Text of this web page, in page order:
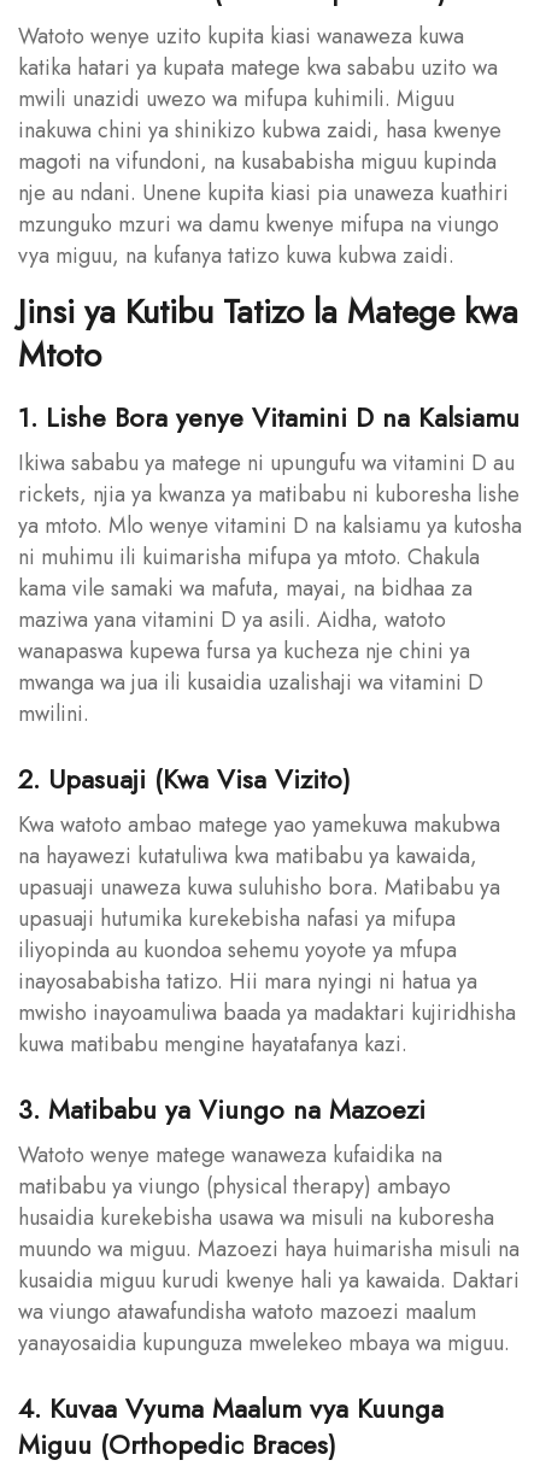
Watoto wenye uzito kupita kiasi wanaweza kuwa
katika hatari ya kupata matege kwa sababu uzito wa
mwili unazidi uwezo wa mifupa kuhimili. Miguu
inakuwa chini ya shinikizo kubwa zaidi, hasa kwenye
magoti na vifundoni, na kusababisha miguu kupinda
nje au ndani. Unene kupita kiasi pia unaweza kuathiri
mzunguko mzuri wa damu kwenye mifupa na viungo
vya miguu, na kufanya tatizo kuwa kubwa zaidi.
Jinsi ya Kutibu Tatizo la Matege kwa
Mtoto
1. Lishe Bora yenye Vitamini D na Kalsiamu
Ikiwa sababu ya matege ni upungufu wa vitamini D au
rickets, njia ya kwanza ya matibabu ni kuboresha lishe
ya mtoto. Mlo wenye vitamini D na kalsiamu ya kutosha
ni muhimu ili kuimarisha mifupa ya mtoto. Chakula
kama vile samaki wa mafuta, mayai, na bidhaa za
maziwa yana vitamini D ya asili. Aidha, watoto
wanapaswa kupewa fursa ya kucheza nje chini ya
mwanga wa jua ili kusaidia uzalishaji wa vitamini D
mwilini.
2. Upasuaji (Kwa Visa Vizito)
Kwa watoto ambao matege yao yamekuwa makubwa
na hayawezi kutatuliwa kwa matibabu ya kawaida,
upasuaji unaweza kuwa suluhisho bora. Matibabu ya
upasuaji hutumika kurekebisha nafasi ya mifupa
iliyopinda au kuondoa sehemu yoyote ya mfupa
inayosababisha tatizo. Hii mara nyingi ni hatua ya
mwisho inayoamuliwa baada ya madaktari kujiridhisha
kuwa matibabu mengine hayatafanya kazi.
3. Matibabu ya Viungo na Mazoezi
Watoto wenye matege wanaweza kufaidika na
matibabu ya viungo (physical therapy) ambayo
husaidia kurekebisha usawa wa misuli na kuboresha
muundo wa miguu. Mazoezi haya huimarisha misuli na
kusaidia miguu kurudi kwenye hali ya kawaida. Daktari
wa viungo atawafundisha watoto mazoezi maalum
yanayosaidia kupunguza mwelekeo mbaya wa miguu.
4. Kuvaa Vyuma Maalum vya Kuunga
Miguu (Orthopedic Braces)